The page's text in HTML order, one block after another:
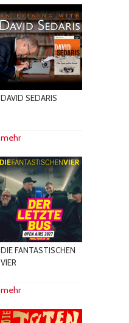
DAVID SEDARIS
mehr
DIE FANTASTISCHEN
VIER
mehr